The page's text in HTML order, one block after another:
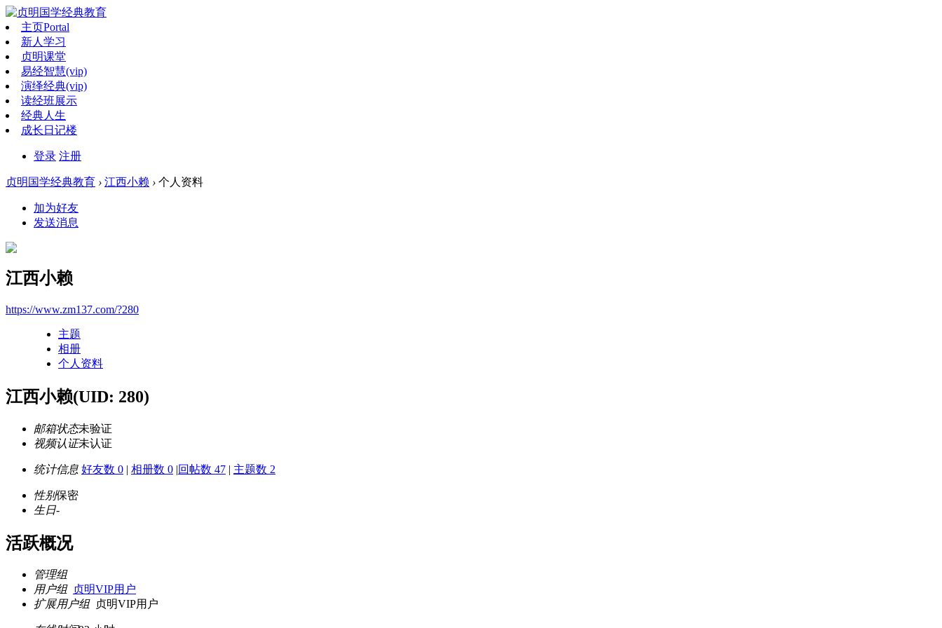
主页Portal
新人学习
贞明课堂
易经智慧(vip)
演绎经典(vip)
读经班展示
经典人生
成长日记楼
登录 注册
贞明国学经典教育 › 江西小赖 › 个人资料
加为好友
发送消息
江西小赖
https://www.zm137.com/?280
主题
相册
个人资料
江西小赖(UID: 280)
邮箱状态未验证
视频认证未认证
统计信息 好友数 0 | 相册数 0 |回帖数 47 | 主题数 2
性别保密
生日-
活跃概况
管理组
用户组 贞明VIP用户
扩展用户组 贞明VIP用户